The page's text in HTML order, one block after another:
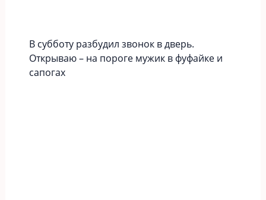
В субботу разбудил звонок в дверь.
Открываю – на пороге мужик в фуфайке и
сапогах